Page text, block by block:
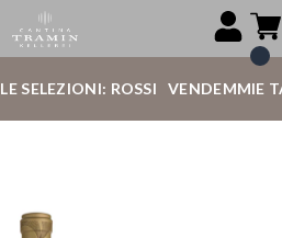
LE SELEZIONI: ROSSI VENDEMMIE